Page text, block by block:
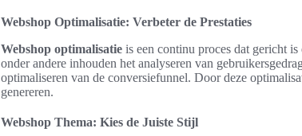
Webshop Optimalisatie: Verbeter de Prestaties
Webshop optimalisatie is een continu proces dat gericht
onder andere inhouden het analyseren van
optimaliseren van de conversiefunnel. Door deze
genereren.
Webshop Thema: Kies de Juiste Stijl